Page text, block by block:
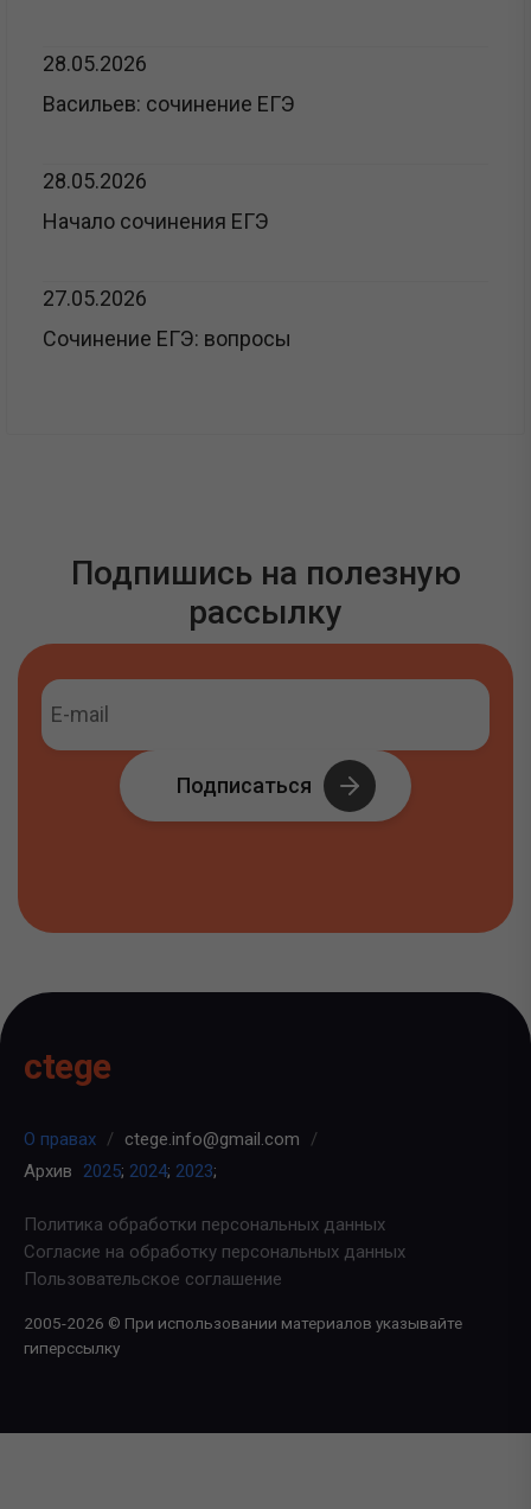
28.05.2026
Васильев: сочинение ЕГЭ
28.05.2026
Начало сочинения ЕГЭ
27.05.2026
Сочинение ЕГЭ: вопросы
Подпишись на полезную
рассылку
Подписаться
ctege
О правах / ctege.info@gmail.com
/
Архив
2025; 2024; 2023;
Политика обработки персональных данных
Согласие на обработку персональных данных
Пользовательское соглашение
2005-2026 © При использовании материалов указывайте
гиперссылку